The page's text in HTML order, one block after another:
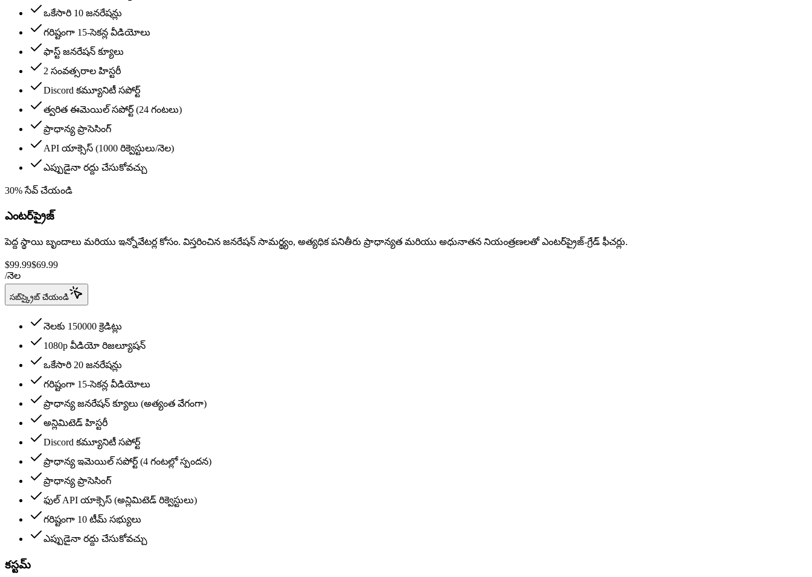
ఒకేసారి 10 జనరేషన్లు
గరిష్టంగా 15‑సెకన్ల వీడియోలు
ఫాస్ట్ జనరేషన్ క్యూలు
2 సంవత్సరాల హిస్టరీ
Discord కమ్యూనిటీ సపోర్ట్
త్వరిత ఈమెయిల్ సపోర్ట్ (24 గంటలు)
ప్రాధాన్య ప్రాసెసింగ్
API యాక్సెస్ (1000 రిక్వెస్టులు/నెల)
ఎప్పుడైనా రద్దు చేసుకోవచ్చు
30% సేవ్ చేయండి
ఎంటర్‌ప్రైజ్
పెద్ద స్థాయి బృందాలు మరియు ఇన్నోవేటర్ల కోసం. విస్తరించిన జనరేషన్ సామర్థ్యం, అత్యధిక పనితీరు ప్రాధాన్యత మరియు అధునాతన నియంత్రణలతో ఎంటర్‌ప్రైజ్-గ్రేడ్ ఫీచర్లు.
$99.99$69.99
/నెల
సబ్‌స్క్రైబ్ చేయండి
నెలకు 150000 క్రెడిట్లు
1080p వీడియో రిజల్యూషన్
ఒకేసారి 20 జనరేషన్లు
గరిష్టంగా 15‑సెకన్ల వీడియోలు
ప్రాధాన్య జనరేషన్ క్యూలు (అత్యంత వేగంగా)
అన్లిమిటెడ్ హిస్టరీ
Discord కమ్యూనిటీ సపోర్ట్
ప్రాధాన్య ఇమెయిల్ సపోర్ట్ (4 గంటల్లో స్పందన)
ప్రాధాన్య ప్రాసెసింగ్
ఫుల్ API యాక్సెస్ (అన్లిమిటెడ్ రిక్వెస్టులు)
గరిష్టంగా 10 టీమ్ సభ్యులు
ఎప్పుడైనా రద్దు చేసుకోవచ్చు
కస్టమ్